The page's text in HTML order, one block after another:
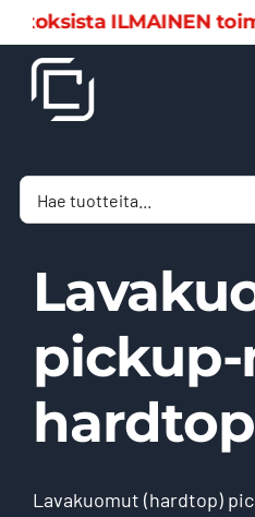
Skip
to
content
ILMAINEN
Verkkokauppa
Tuoteluettelot
Ota yhteyttä
Lavakuomut (hardtop)